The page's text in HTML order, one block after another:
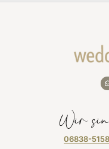
Wir
06838-